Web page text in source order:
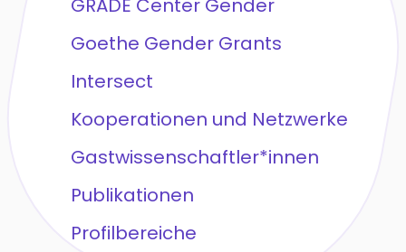
GRADE Center Gender
Goethe Gender Grants
Intersect
Kooperationen und Netzwerke
Gastwissenschaftler*innen
Publikationen
Profilbereiche